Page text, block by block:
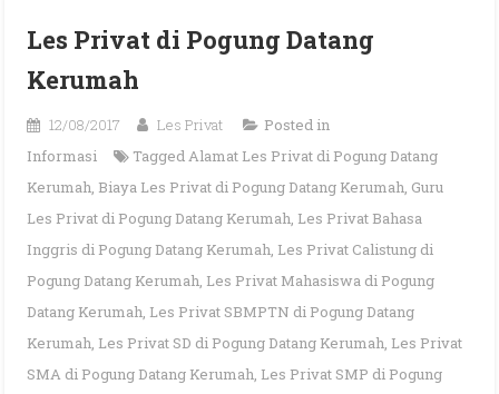
Les Privat di Pogung Datang
Kerumah
12/08/2017 Les Privat
Posted in
Informasi
TaggedAlamat Les Privat di Pogung Datang
Kerumah, Biaya Les Privat di Pogung Datang Kerumah, Guru
Les Privat di Pogung Datang Kerumah, Les Privat Bahasa
Inggris di Pogung Datang Kerumah, Les Privat Calistung di
Pogung Datang Kerumah, Les Privat Mahasiswa di Pogung
Datang Kerumah, Les Privat SBMPTN di Pogung Datang
Kerumah, Les Privat SD di Pogung Datang Kerumah, Les Privat
SMA di Pogung Datang Kerumah, Les Privat SMP di Pogung